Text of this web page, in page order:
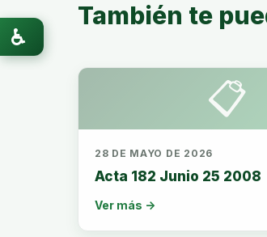
También te
📋
28 DE MAYO DE 2026
Acta 182 Junio 25 2008
Ver más →
♿